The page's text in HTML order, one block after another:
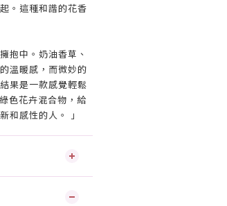
。這種和諧的花香
抱中。奶油香草、
溫暖感，而微妙的
果是一款感覺輕鬆
色花卉混合物，給
和感性的人。 」